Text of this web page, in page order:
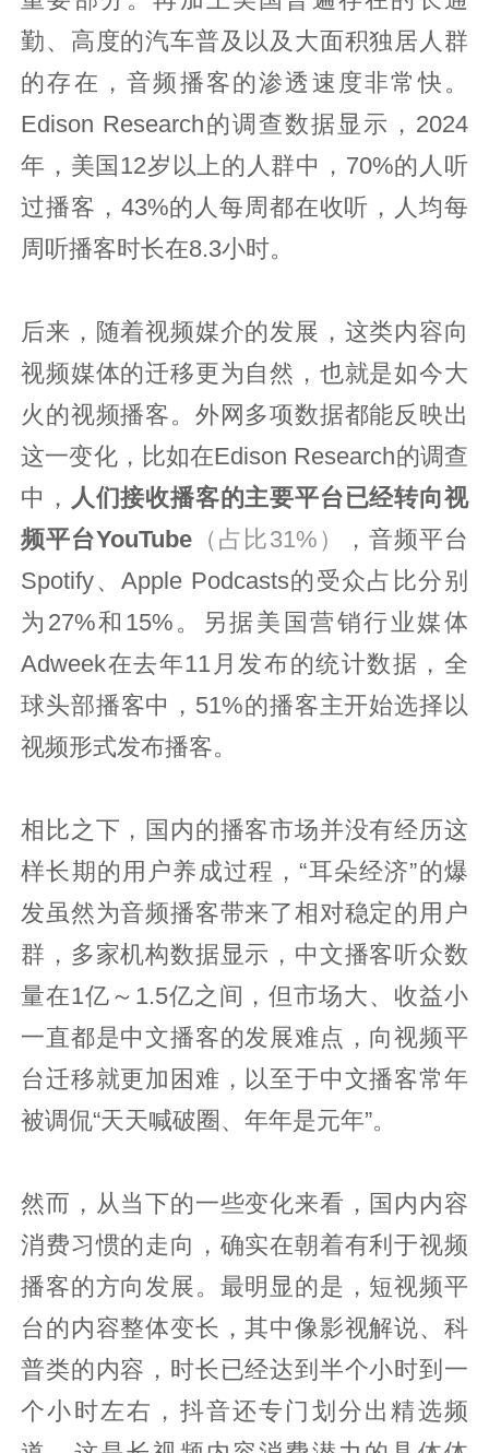
勤、高度的汽车普及以及大面积独居人群
的存在，音频播客的渗透速度非常快。
Edison Research的调查数据显示，2024
年，美国12岁以上的人群中，70%的人听
过播客，43%的人每周都在收听，人均每
周听播客时长在8.3小时。
后来，随着视频媒介的发展，这类内容向
视频媒体的迁移更为自然，也就是如今大
火的视频播客。外网多项数据都能反映出
这一变化，比如在Edison Research的调查
中， 人们接收播客的主要平台已经转向视
频平台YouTube （占比31%）
，音频平台
Spotify、Apple Podcasts的受众占比分别
为27%和15%。另据美国营销行业媒体
Adweek在去年11月发布的统计数据，全
球头部播客中，51%的播客主开始选择以
视频形式发布播客。
相比之下，国内的播客市场并没有经历这
样长期的用户养成过程，“耳朵经济”的爆
发虽然为音频播客带来了相对稳定的用户
群，多家机构数据显示，中文播客听众数
量在1亿～1.5亿之间，但市场大、收益小
一直都是中文播客的发展难点，向视频平
台迁移就更加困难，以至于中文播客常年
被调侃“天天喊破圈、年年是元年”。
然而，从当下的一些变化来看，国内内容
消费习惯的走向，确实在朝着有利于视频
播客的方向发展。最明显的是，短视频平
台的内容整体变长，其中像影视解说、科
普类的内容，时长已经达到半个小时到一
个小时左右，抖音还专门划分出精选频